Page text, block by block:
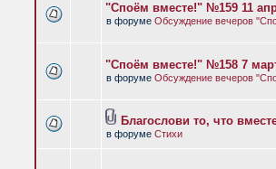
"Споём вместе!" №159 11
в форуме Обсуждение вечеров
"Споём вместе!" №158 7
в форуме Обсуждение вечеров
Благослови то, что
в форуме Стихи